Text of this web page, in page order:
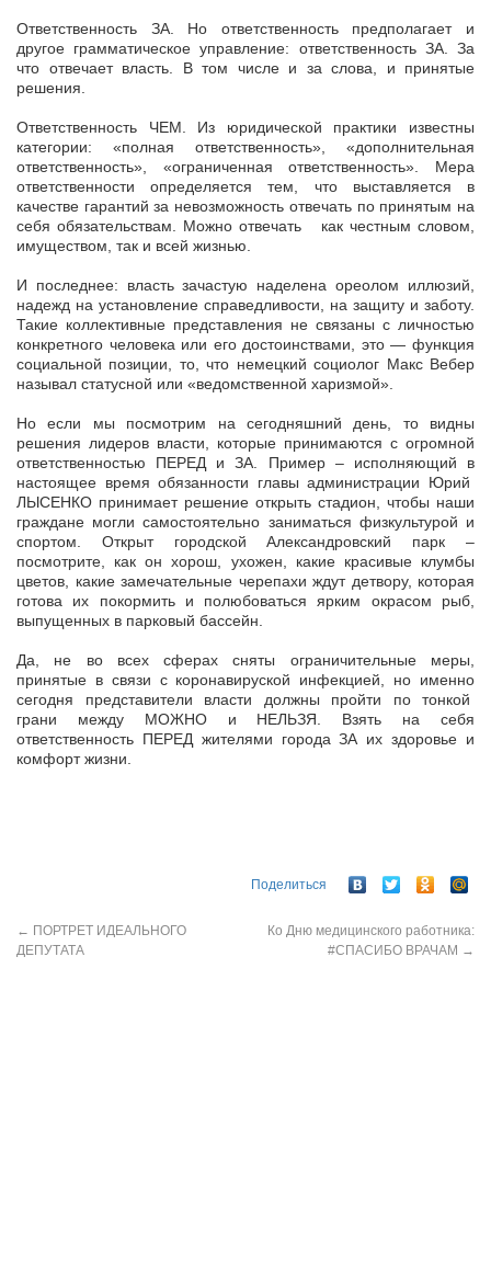
Ответственность ЗА. Но ответственность предполагает и
другое грамматическое управление: ответственность ЗА. За
что отвечает власть. В том числе и за слова, и принятые
решения.
Ответственность ЧЕМ. Из юридической практики известны
категории: «полная ответственность», «дополнительная
ответственность», «ограниченная ответственность». Мера
ответственности определяется тем, что выставляется в
качестве гарантий за невозможность отвечать по принятым на
себя обязательствам. Можно отвечать как честным словом,
имуществом, так и всей жизнью.
И последнее: власть зачастую наделена ореолом иллюзий,
надежд на установление справедливости, на защиту и заботу.
Такие коллективные представления не связаны с личностью
конкретного человека или его достоинствами, это — функция
социальной позиции, то, что немецкий социолог Макс Вебер
называл статусной или «ведомственной харизмой».
Но если мы посмотрим на сегодняшний день, то видны
решения лидеров власти, которые принимаются с огромной
ответственностью ПЕРЕД и ЗА. Пример – исполняющий в
настоящее время обязанности главы администрации Юрий
ЛЫСЕНКО принимает решение открыть стадион, чтобы наши
граждане могли самостоятельно заниматься физкультурой и
спортом. Открыт городской Александровский парк –
посмотрите, как он хорош, ухожен, какие красивые клумбы
цветов, какие замечательные черепахи ждут детвору, которая
готова их покормить и полюбоваться ярким окрасом рыб,
выпущенных в парковый бассейн.
Да, не во всех сферах сняты ограничительные меры,
принятые в связи с коронавируской инфекцией, но именно
сегодня представители власти должны пройти по тонкой
грани между МОЖНО и НЕЛЬЗЯ. Взять на себя
ответственность ПЕРЕД жителями города ЗА их здоровье и
комфорт жизни.
Поделиться
← ПОРТРЕТ ИДЕАЛЬНОГО
ДЕПУТАТА
Ко Дню медицинского работника:
#СПАСИБО ВРАЧАМ →